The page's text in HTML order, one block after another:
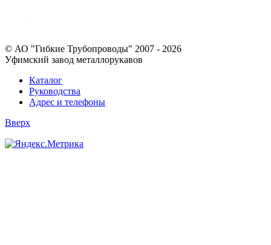
© АО "Гибкие Трубопроводы" 2007 - 2026
Уфимский завод металлорукавов
Каталог
Руководства
Адрес и телефоны
Вверх